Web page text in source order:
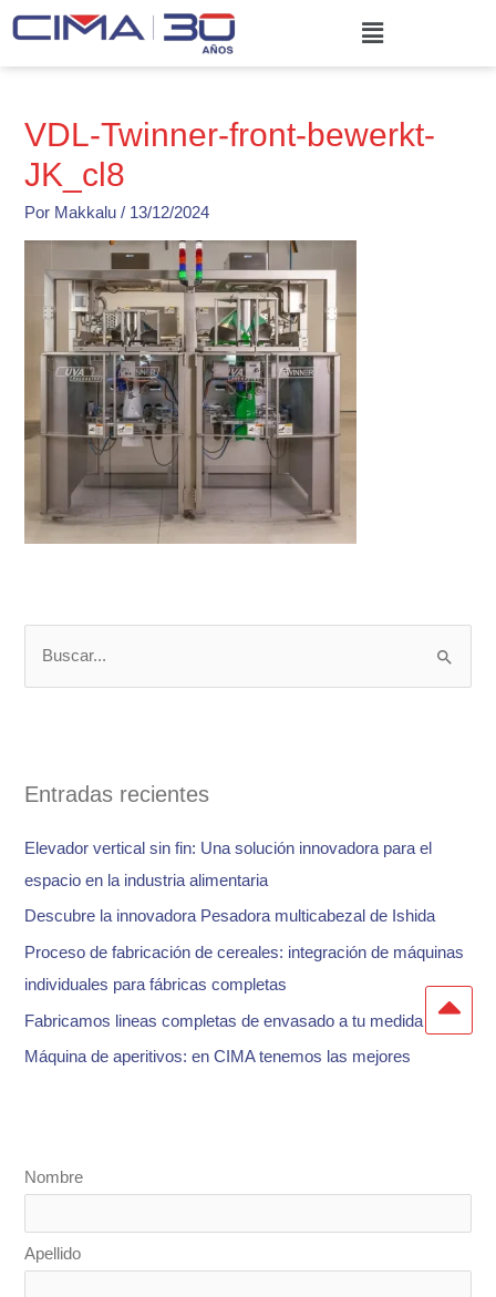
Menú
VDL-Twinner-front-bewerkt-
JK_cl8
Por Makkalu/ 13/12/2024
u
a
p
o
r
:
Entradas recientes
Elevador vertical sin fin: Una solución innovadora para el
espacio en la industria alimentaria
Descubre la innovadora Pesadora multicabezal de Ishida
Proceso de fabricación de cereales: integración de máquinas
individuales para fábricas completas
Fabricamos lineas completas de envasado a tu medida
Máquina de aperitivos: en CIMA tenemos las mejores
Nombre
Apellido